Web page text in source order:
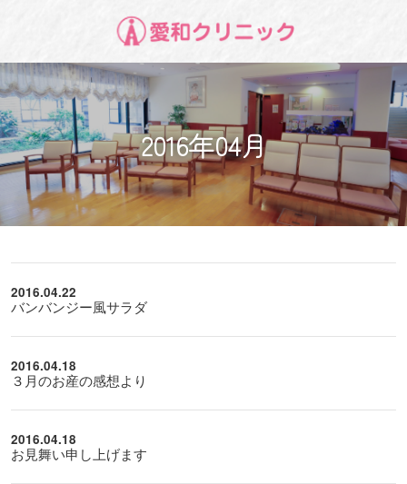
2016年04月
2016.04.22
バンバンジー風サラダ
2016.04.18
３月のお産の感想より
2016.04.18
お見舞い申し上げます